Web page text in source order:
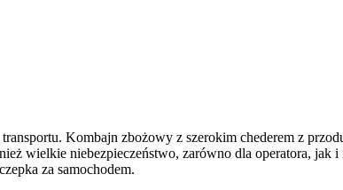
Kombajn zbożowy z szerokim chederem z
wielkie niebezpieczeństwo, zarówno dla operatora,
za samochodem.